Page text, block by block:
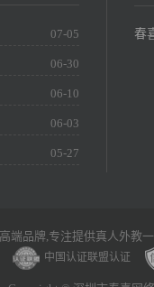
07-05
06-30
06-10
06-03
05-27
春
端品牌,专注提供真人外教
中国认证联盟认证